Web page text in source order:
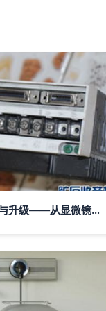
探索电动显微模块中的精密与升级——从显微镜到轨道插座的模块化配置思路